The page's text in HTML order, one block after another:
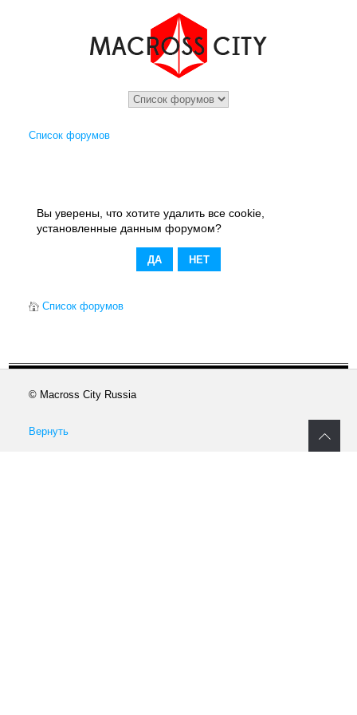
Список форумов
Вы уверены, что хотите удалить все cookie,
установленные данным форумом?
Список форумов
© Macross City Russia
Вернуть